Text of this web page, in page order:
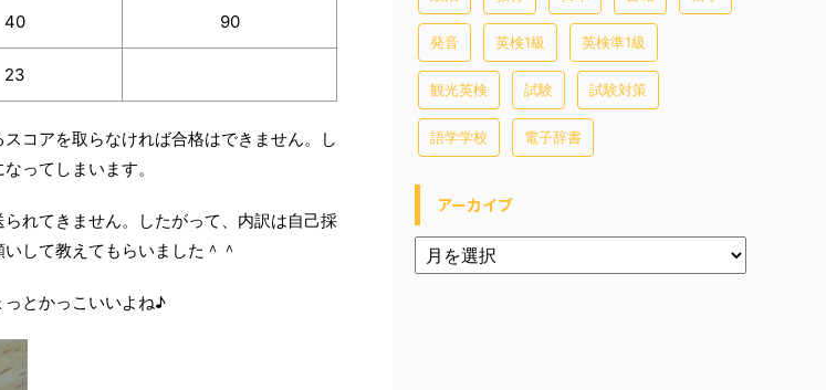
40 90
23
コアを取らなければ合格はできません。し
ってしまいます。
れてきません。したがって、内訳は自己採
して教えてもらいました＾＾
っとかっこいいよね♪
発音 英検1級 英検準1級
観光英検 試験 試験対策
語学学校 電子辞書
アーカイブ